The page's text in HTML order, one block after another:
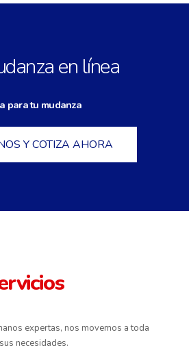
en línea
para tu mudanza
Y COTIZA AHORA
expertas, nos movemos a toda
necesidades.